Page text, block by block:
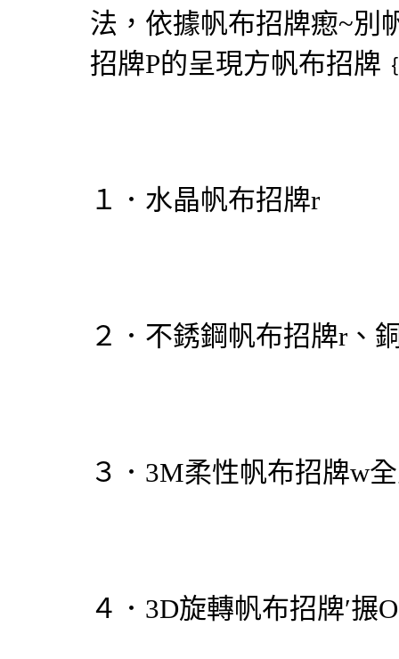
法，依據帆布招牌瘛~別
招牌P的呈現方帆布招牌
１．水晶帆布招牌r
２．不銹鋼帆布招牌r、
３．3M柔性帆布招牌w
４．3D旋轉帆布招牌′搌O